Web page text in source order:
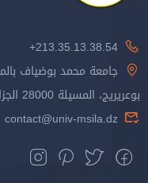
213.35.13.38.54+
جامعة محمد بوضياف
بوعريريج، المسيلة 28000 الجزائر
contact@univ-msila.dz